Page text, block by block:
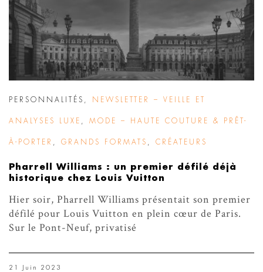
PERSONNALITÉS NEWSLETTER – VEILLE ET
ANALYSES LUXE MODE – HAUTE COUTURE & PRÊT-
À-PORTER GRANDS FORMATS CRÉATEURS
Pharrell Williams : un premier défilé déjà
historique chez Louis Vuitton
Hier soir, Pharrell Williams présentait son premier
défilé pour Louis Vuitton en plein cœur de Paris.
Sur le Pont-Neuf, privatisé
21 Juin 2023